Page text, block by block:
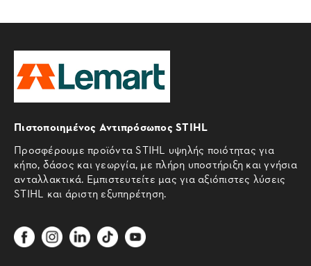
Πιστοποιημένος Αντιπρόσωπος STIHL
Προσφέρουμε προϊόντα STIHL υψηλής ποιότητας για
κήπο, δάσος και γεωργία, με πλήρη υποστήριξη και γνήσια
ανταλλακτικά. Εμπιστευτείτε μας για αξιόπιστες λύσεις
STIHL και άριστη εξυπηρέτηση.